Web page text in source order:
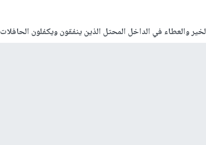
والعطاء في الداخل المحتل الذين ينفقون ويكفلون الحافلات